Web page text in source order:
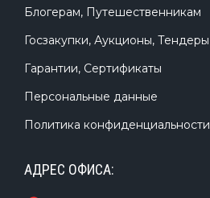
Блогерам, Путешественникам
Госзакупки, Аукционы, Тендеры
Гарантии, Сертификаты
Персональные данные
Политика конфиденциальности
АДРЕС ОФИСА: